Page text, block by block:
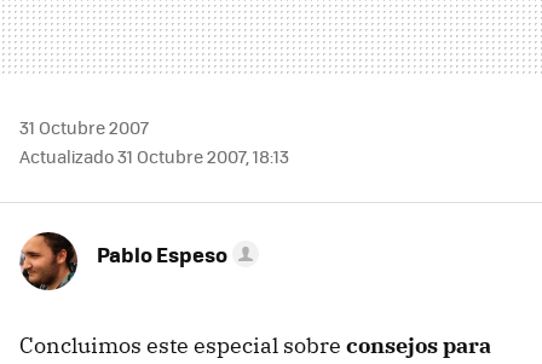
31 Octubre 2007
Actualizado 31 Octubre 2007, 18:13
Pablo Espeso
Concluimos este especial sobre consejos para